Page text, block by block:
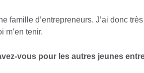
famille d’entrepreneurs. J’ai donc
m’en tenir.
vous pour les autres jeunes